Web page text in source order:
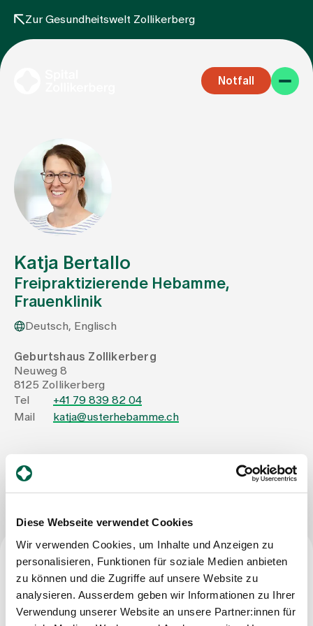
Diese Webseite verwendet Cookies
Wir verwenden Cookies, um Inhalte und Anzeigen zu
personalisieren, Funktionen für soziale Medien anbieten
zu können und die Zugriffe auf unsere Website zu
analysieren. Ausserdem geben wir Informationen zu Ihrer
Verwendung unserer Website an unsere Partner:innen für
Zur Gesundheitswelt Zollikerberg
Notfall
Fachbereiche
Aufenthalt
Team
Zuweisende
Events
Jobs & Karriere
Babygalerie
Blog
Katja Bertallo
Freipraktizierende Hebamme,
Frauenklinik
Deutsch, Englisch
Geburtshaus Zollikerberg
Neuweg 8
8125 Zollikerberg
Tel
+41 79 839 82 04
Mail
katja@usterhebamme.ch
Nachricht schreiben
Beruf
Dipl. Hebamme FH